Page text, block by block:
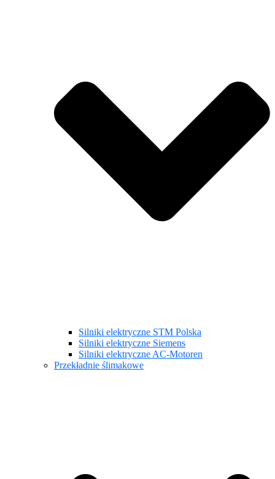
Silniki elektryczne STM Polska
Silniki elektryczne Siemens
Silniki elektryczne AC-Motoren
Przekładnie ślimakowe